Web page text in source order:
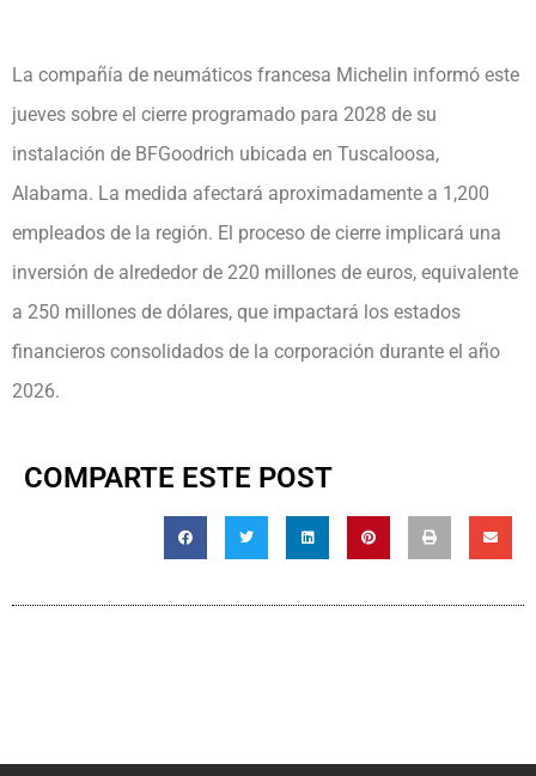
La compañía de neumáticos francesa Michelin informó este
jueves sobre el cierre programado para 2028 de su
instalación de BFGoodrich ubicada en Tuscaloosa,
Alabama. La medida afectará aproximadamente a 1,200
empleados de la región. El proceso de cierre implicará una
inversión de alrededor de 220 millones de euros, equivalente
a 250 millones de dólares, que impactará los estados
financieros consolidados de la corporación durante el año
2026.
COMPARTE ESTE POST